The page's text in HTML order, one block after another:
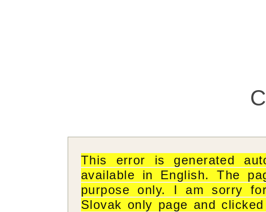
This error is generated
available in English. The
purpose only. I am sorry
Slovak only page and